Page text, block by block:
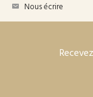
Nous écrire